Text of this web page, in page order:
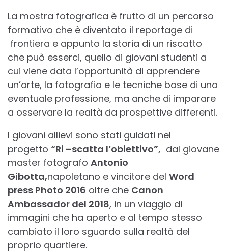
La mostra fotografica è frutto di un percorso
formativo che è diventato il reportage di
frontiera e appunto la storia di un riscatto
che può esserci, quello di giovani studenti a
cui viene data l’opportunità di apprendere
un’arte, la fotografia e le tecniche base di una
eventuale professione, ma anche di imparare
a osservare la realtà da prospettive differenti.
I giovani allievi sono stati guidati nel
progetto “Ri –scatta l’obiettivo”, dal giovane
master fotografo Antonio
Gibotta,napoletano e vincitore del Word
press Photo 2016 oltre che Canon
Ambassador del 2018, in un viaggio di
immagini che ha aperto e al tempo stesso
cambiato il loro sguardo sulla realtà del
proprio quartiere.